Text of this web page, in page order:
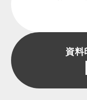
資料